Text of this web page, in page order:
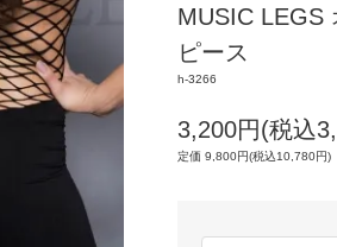
MUSIC LEGS
ピース
h-3266
3,200円(税込
定価 9,800円(税込10,780円)